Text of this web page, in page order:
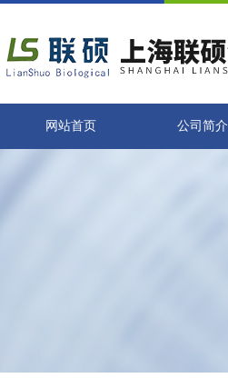
网站首页 公司简介